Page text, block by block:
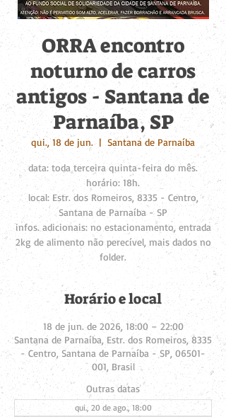
ORRA encontro
noturno de carros
antigos - Santana de
Parnaíba, SP
qui., 18 de jun.
  |
Santana de Parnaíba
data: toda terceira quinta-feira do mês.
horário: 18h.
local: Estr. dos Romeiros, 8335 - Centro,
Santana de Parnaíba - SP
infos. adicionais: no estacionamento, entrada
2kg de alimento não perecível, mais dados no
folder.
Horário e local
18 de jun. de 2026, 18:00 – 22:00
Santana de Parnaíba, Estr. dos Romeiros, 8335
- Centro, Santana de Parnaíba - SP, 06501-
001, Brasil
Outras datas
qui., 20 de ago., 18:00